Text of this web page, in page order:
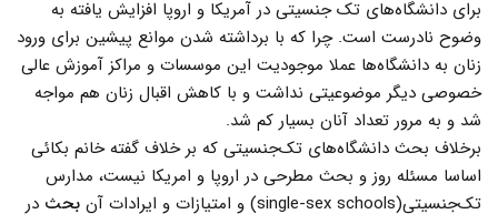
برای دانشگاه‌های تک جنسیتی در آمریکا و اروپا افزایش یافته به
وضوح نادرست است. چرا که با برداشته شدن موانع پیشین برای ورود
زنان به دانشگاه‌ها عملا موجودیت این موسسات و مراکز آموزش عالی
خصوصی دیگر موضوعیتی نداشت و با کاهش اقبال زنان هم مواجه
شد و به مرور تعداد آنان بسیار کم شد.
برخلاف بحث دانشگاه‌های تک‌جنسیتی که بر خلاف گفته خانم بکائی
اساسا مسئله روز و بحث مطرحی در اروپا و امریکا نیست، مدارس
تک‌جنسیتی(single-sex schools) و امتیازات و ایرادات آن
بحث در